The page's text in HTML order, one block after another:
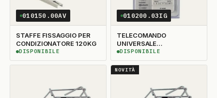
010150.00AV
STAFFE FISSAGGIO PER
CONDIZIONATORE 120KG
DISPONIBILE
DISPONIBILE
010200.03IG
TELECOMANDO
UNIVERSALE
CLIMATIZZATORE
WHIRPOOL
DISPONIBILE
DISPONIBILE
NOVITÀ